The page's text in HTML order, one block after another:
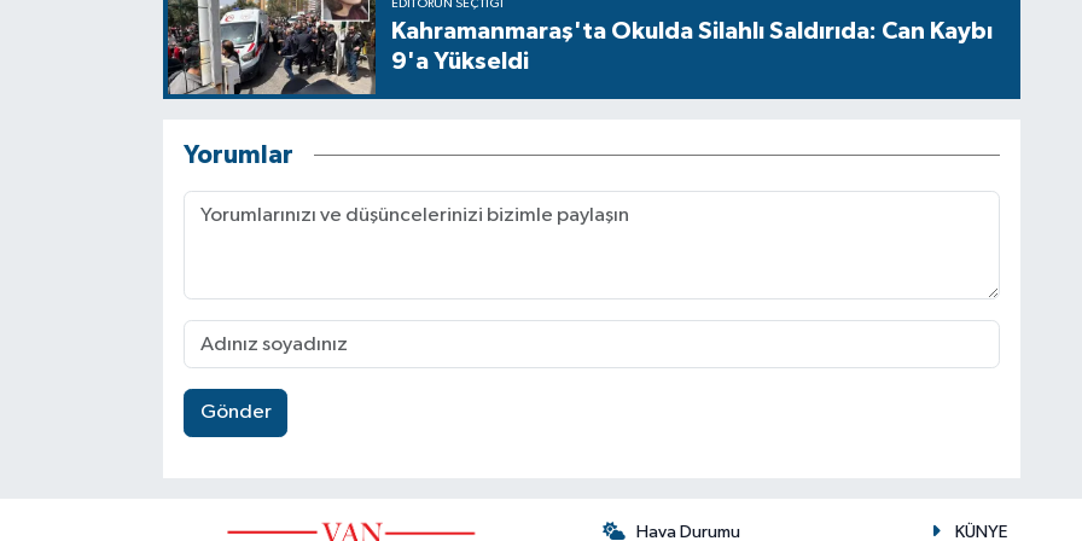
EDITÖRÜN SEÇTIĞI
Kahramanmaraş'ta Okulda Silahlı Saldırıda: Can Kaybı
9'a Yükseldi
Yorumlar
Gönder
Hava Durumu KÜNYE